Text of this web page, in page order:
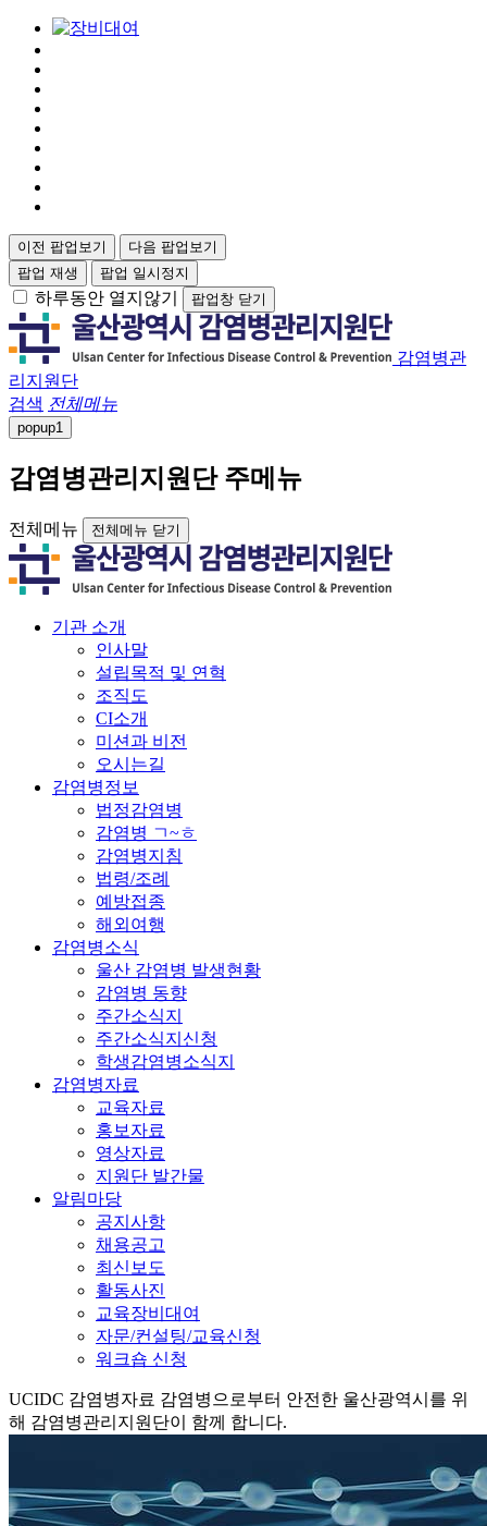
이전 팝업보기
다음 팝업보기
팝업 재생
팝업 일시정지
하루동안 열지않기 팝업창 닫기
감염병관
리지원단
검색 전체메뉴
popup1
감염병관리지원단 주메뉴
전체메뉴 전체메뉴 닫기
기관 소개
인사말
설립목적 및 연혁
조직도
CI소개
미션과 비전
오시는길
감염병정보
법정감염병
감염병 ㄱ~ㅎ
감염병지침
법령/조례
예방접종
해외여행
감염병소식
울산 감염병 발생현황
감염병 동향
주간소식지
주간소식지신청
학생감염병소식지
감염병자료
교육자료
홍보자료
영상자료
지원단 발간물
알림마당
공지사항
채용공고
최신보도
활동사진
교육장비대여
자문/컨설팅/교육신청
워크숍 신청
UCIDC 감염병자료 감염병으로부터 안전한 울산광역시를 위
해 감염병관리지원단이 함께 합니다.